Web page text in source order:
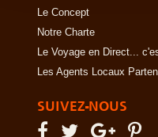
Le Concept
Notre Charte
Le Voyage en Direct...
Les Agents Locaux
SUIVEZ-NOUS